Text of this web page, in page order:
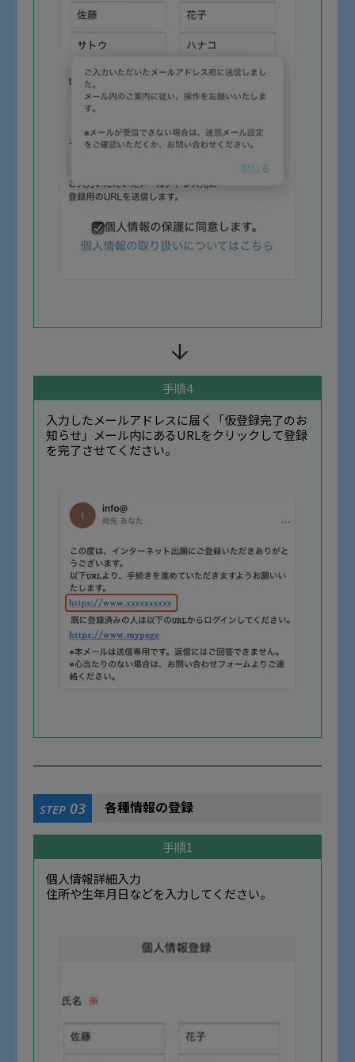
手順4
入力したメールアドレスに届く「仮登録完了のお
知らせ」メール内にあるURLをクリックして登録
を完了させてください。
STEP 03 各種情報の登録
手順1
個人情報詳細入力
住所や生年月日などを入力してください。